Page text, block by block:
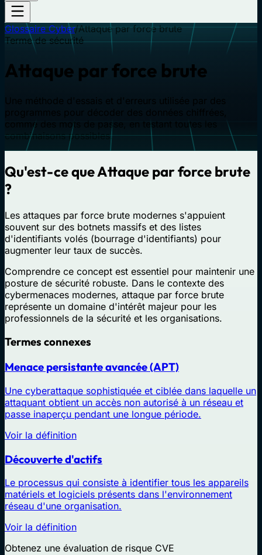
Glossaire Cyber/Attaque par force brute
Terme de sécurité
Attaque par force brute
Une méthode d'essais et d'erreurs utilisée par des
programmes pour décoder des données chiffrées,
comme des mots de passe, en testant toutes les
combinaisons possibles.
Qu'est-ce que Attaque par force brute
?
Les attaques par force brute modernes s'appuient
souvent sur des botnets massifs et des listes
d'identifiants volés (bourrage d'identifiants) pour
augmenter leur taux de succès.
Comprendre ce concept est essentiel pour maintenir une
posture de sécurité robuste. Dans le contexte des
cybermenaces modernes, attaque par force brute
représente un domaine d'intérêt majeur pour les
professionnels de la sécurité et les organisations.
Termes connexes
Menace persistante avancée (APT)
Une cyberattaque sophistiquée et ciblée dans laquelle un
attaquant obtient un accès non autorisé à un réseau et
passe inaperçu pendant une longue période.
Voir la définition
Découverte d'actifs
Le processus qui consiste à identifier tous les appareils
matériels et logiciels présents dans l'environnement
réseau d'une organisation.
Voir la définition
Obtenez une évaluation de risque CVE